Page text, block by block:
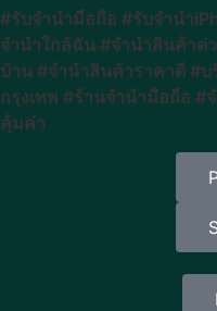
#รับจำนำมือถือ #รับจำนำ
จำนำใกล้ฉัน #จำนำสินค้าด่
บ้าน #จำนำสินค้าราคาดี #บ
กรุงเทพ #ร้านจำนำมือถือ #
คุ้มค่า